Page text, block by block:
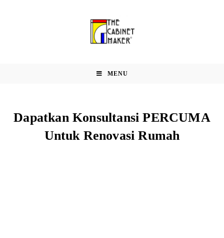
MENU
Dapatkan Konsultansi PERCUMA
Untuk Renovasi Rumah